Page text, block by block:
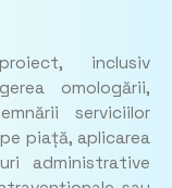
inclusiv
omologării,
serviciilor
piață, aplicarea
administrative